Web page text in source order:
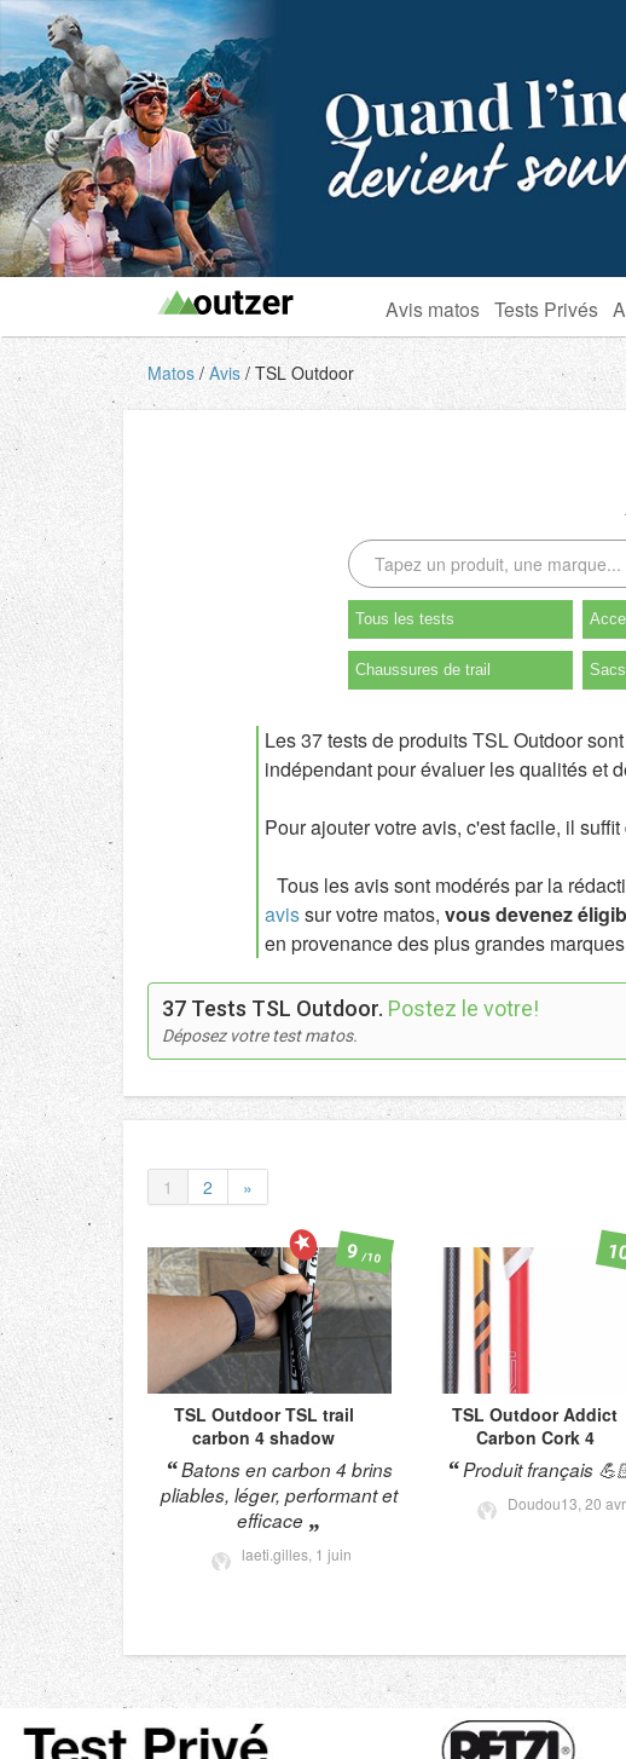
Avis matos Tests Privés
Matos Avis TSL Outdoor
Tous les tests
Chaussures de trail
Les 37 tests de produits TSL Outdoor
indépendant pour évaluer les qualités et
Pour ajouter votre avis, c'est facile, il
Tous les avis sont modérés par la
avissur votre matos, vous devenez
en provenance des plus grandes
37 Tests TSL Outdoor. Postez le votre!
Déposez votre test matos.
1 2 »
TSL Outdoor TSL trail
carbon 4 shadow
Batons en carbon 4 brins
pliables, léger, performant et
efficace
laeti.gilles, 1 juin
9/10
TSL Outdoor Addict
Carbon Cork 4
Produit français
Doudou13,20 avr.